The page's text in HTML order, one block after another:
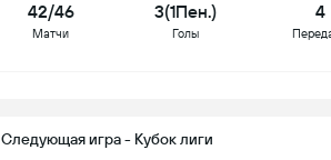
42/46
Матчи
3(1Пен.)
Голы
4
Следующая игра - Кубок лиги